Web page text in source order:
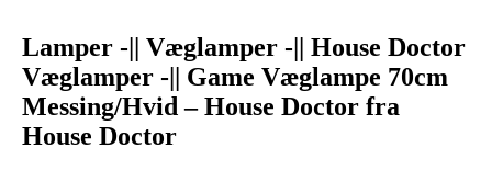
Lamper -|| Væglamper -|| House Doctor
Væglamper -|| Game Væglampe 70cm
Messing/Hvid – House Doctor fra
House Doctor